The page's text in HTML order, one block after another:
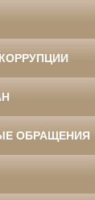
ОБРАЩЕНИЯ